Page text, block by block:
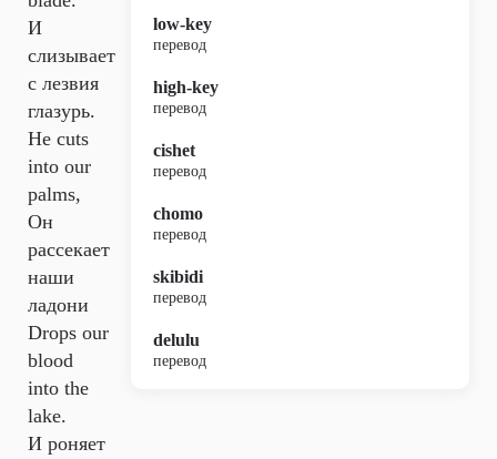
И
слизывает
с лезвия
глазурь.
He cuts
into our
palms,
Он
рассекает
наши
ладони
Drops our
blood
into the
lake.
И роняет
low-key
перевод
high-key
перевод
cishet
перевод
chomo
перевод
skibidi
перевод
delulu
перевод